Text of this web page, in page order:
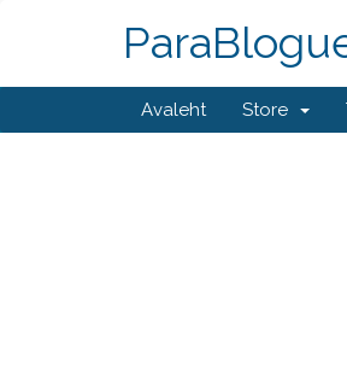
Avaleht Store